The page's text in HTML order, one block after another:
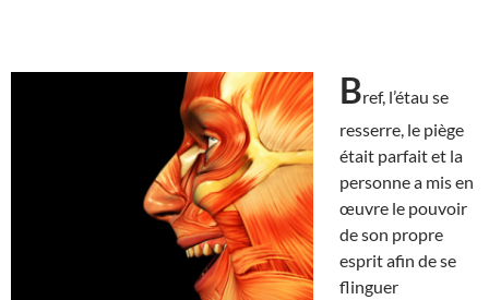
Bref, l’étau se
resserre, le piège
était parfait et la
personne a mis en
œuvre le pouvoir
de son propre
esprit afin de se
flinguer